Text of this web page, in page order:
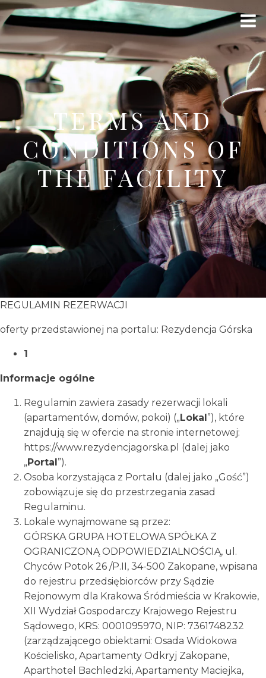
TERMS AND
CONDITIONS OF
THE FACILITY
REGULAMIN REZERWACJI
oferty przedstawionej na portalu: Rezydencja Górska
1
Informacje ogólne
Regulamin zawiera zasady rezerwacji lokali
(apartamentów, domów, pokoi) („Lokal”), które
znajdują się w ofercie na stronie internetowej:
https://www.rezydencjagorska.pl (dalej jako
„Portal”).
Osoba korzystająca z Portalu (dalej jako „Gość”)
zobowiązuje się do przestrzegania zasad
Regulaminu.
Lokale wynajmowane są przez:
GÓRSKA GRUPA HOTELOWA SPÓŁKA Z
OGRANICZONĄ ODPOWIEDZIALNOŚCIĄ, ul.
Chyców Potok 26 /P.II, 34-500 Zakopane, wpisana
do rejestru przedsiębiorców przy Sądzie
Rejonowym dla Krakowa Śródmieścia w Krakowie,
XII Wydział Gospodarczy Krajowego Rejestru
Sądowego, KRS: 0001095970, NIP: 7361748232
(zarządzającego obiektami: Osada Widokowa
Kościelisko, Apartamenty Odkryj Zakopane,
Aparthotel Bachledzki, Apartamenty Maciejka,